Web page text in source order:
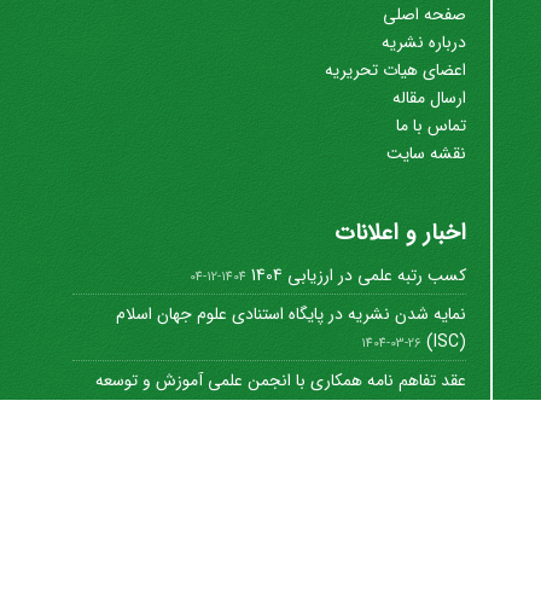
صفحه اصلی
درباره نشریه
اعضای هیات تحریریه
ارسال مقاله
تماس با ما
نقشه سایت
اخبار و اعلانات
کسب رتبه علمی در ارزیابی 1404 1404-12-04
نمایه شدن نشریه در پایگاه استنادی علوم جهان اسلام
(ISC)
1404-03-26
عقد تفاهم نامه همکاری با انجمن علمی آموزش و توسعه
منابع ...